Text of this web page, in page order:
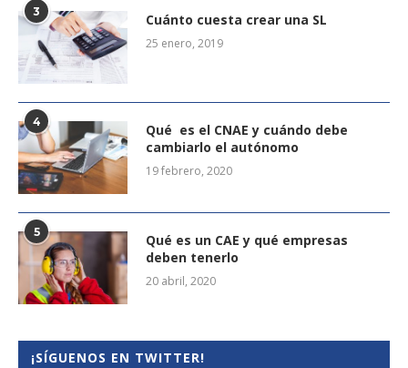
3 Cuánto cuesta crear una SL
25 enero, 2019
4
Qué es el CNAE y cuándo debe
cambiarlo el autónomo
19 febrero, 2020
5
Qué es un CAE y qué empresas
deben tenerlo
20 abril, 2020
¡SÍGUENOS EN TWITTER!